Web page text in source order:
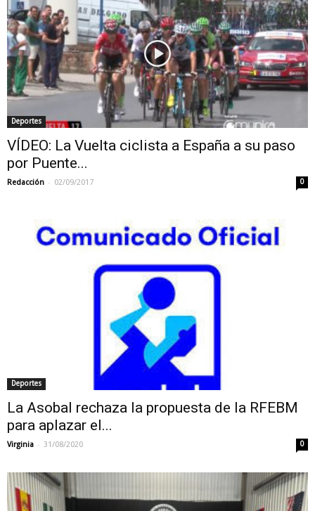
Deportes
VÍDEO: La Vuelta ciclista a España a su paso
por Puente...
Redacción - 02/09/2017 0
Deportes
La Asobal rechaza la propuesta de la RFEBM
para aplazar el...
Virginia - 31/08/2020 0